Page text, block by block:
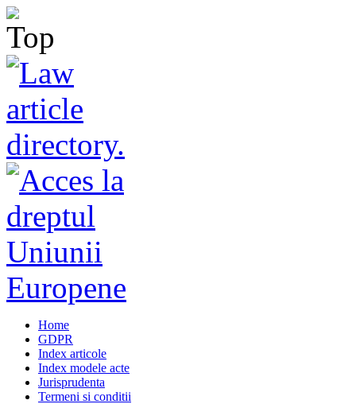
Home
GDPR
Index articole
Index modele acte
Jurisprudenta
Termeni si conditii